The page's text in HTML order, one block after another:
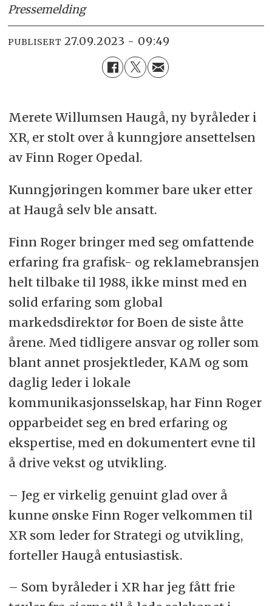
Pressemelding
PUBLISERT 27.09.2023 - 09:49
Merete Willumsen Haugå, ny byråleder i
XR, er stolt over å kunngjøre ansettelsen
av Finn Roger Opedal.
Kunngjøringen kommer bare uker etter
at Haugå selv ble ansatt.
Finn Roger bringer med seg omfattende
erfaring fra grafisk- og reklamebransjen
helt tilbake til 1988, ikke minst med en
solid erfaring som global
markedsdirektør for Boen de siste åtte
årene. Med tidligere ansvar og roller som
blant annet prosjektleder, KAM og som
daglig leder i lokale
kommunikasjonsselskap, har Finn Roger
opparbeidet seg en bred erfaring og
ekspertise, med en dokumentert evne til
å drive vekst og utvikling.
– Jeg er virkelig genuint glad over å
kunne ønske Finn Roger velkommen til
XR som leder for Strategi og utvikling,
forteller Haugå entusiastisk.
– Som byråleder i XR har jeg fått frie